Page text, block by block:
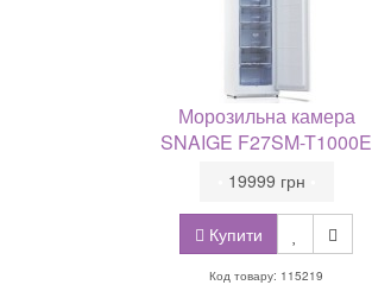
Морозильна камера
SNAIGE F27SM-T1000E
Купити
19999 грн
Код товару: 115219